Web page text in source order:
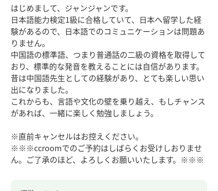
はじめまして、ジャンジャンです。
日本語能力検定1級に合格していて、日本へ留学した経
験があるので、日本語でのコミュニケーションは問題あ
りません。
中国語の標準語、つまり普通話の二級の資格を取得して
おり、標準的な発音を教えることには自信があります。
昔は中国語先生としての経験があり、とても楽しい思い
出になりました。
これからも、言語や文化の壁を乗り越え、もしチャンス
があれば、一緒に楽しく勉強しましょう。
※直前キャンセルはお控えください。
※※※ccroomでのご予約はしばらくお受けしおりませ
ん。ご了承のほど、よろしくお願いいたします。※※※